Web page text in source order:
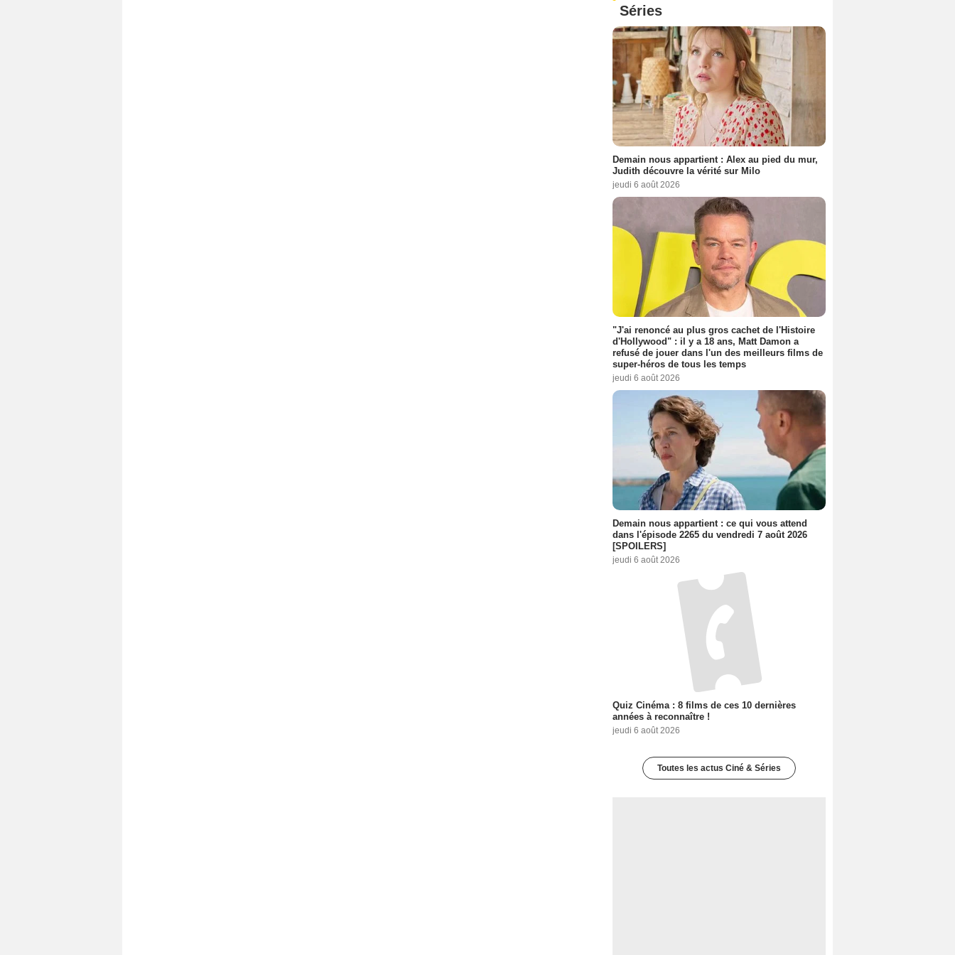
Séries
Demain nous appartient : Alex au pied du mur,
Judith découvre la vérité sur Milo
jeudi 6 août 2026
"J'ai renoncé au plus gros cachet de l'Histoire
d'Hollywood" : il y a 18 ans, Matt Damon a
refusé de jouer dans l'un des meilleurs films de
super-héros de tous les temps
jeudi 6 août 2026
Demain nous appartient : ce qui vous attend
dans l'épisode 2265 du vendredi 7 août 2026
[SPOILERS]
jeudi 6 août 2026
Quiz Cinéma : 8 films de ces 10 dernières
années à reconnaître !
jeudi 6 août 2026
Toutes les actus Ciné & Séries